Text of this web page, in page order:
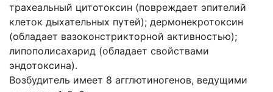
трахеальный цитотоксин (повреждает эпителий
клеток дыхательных путей); дермонекротоксин
(обладает вазоконстрикторной активностью);
липополисахарид (обладает свойствами
эндотоксина).
Возбудитель имеет 8 агглютиногенов, ведущими